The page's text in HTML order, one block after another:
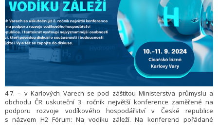
4.7. – v Karlových Varech se pod záštitou Ministerstva průmyslu a
obchodu ČR uskuteční 3. ročník největší konference zaměřené na
podporu rozvoje vodíkového hospodářství v České republice
s názvem H2 Fórum: Na vodíku záleží. Na konferenci pořádané